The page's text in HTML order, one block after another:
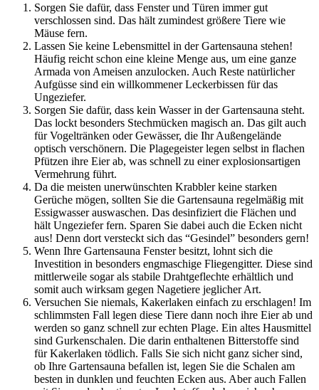
Sorgen Sie dafür, dass Fenster und Türen immer gut
verschlossen sind. Das hält zumindest größere Tiere wie
Mäuse fern.
Lassen Sie keine Lebensmittel in der Gartensauna stehen!
Häufig reicht schon eine kleine Menge aus, um eine ganze
Armada von Ameisen anzulocken. Auch Reste natürlicher
Aufgüsse sind ein willkommener Leckerbissen für das
Ungeziefer.
Sorgen Sie dafür, dass kein Wasser in der Gartensauna steht.
Das lockt besonders Stechmücken magisch an. Das gilt auch
für Vogeltränken oder Gewässer, die Ihr Außengelände
optisch verschönern. Die Plagegeister legen selbst in flachen
Pfützen ihre Eier ab, was schnell zu einer explosionsartigen
Vermehrung führt.
Da die meisten unerwünschten Krabbler keine starken
Gerüche mögen, sollten Sie die Gartensauna regelmäßig mit
Essigwasser auswaschen. Das desinfiziert die Flächen und
hält Ungeziefer fern. Sparen Sie dabei auch die Ecken nicht
aus! Denn dort versteckt sich das “Gesindel” besonders gern!
Wenn Ihre Gartensauna Fenster besitzt, lohnt sich die
Investition in besonders engmaschige Fliegengitter. Diese sind
mittlerweile sogar als stabile Drahtgeflechte erhältlich und
somit auch wirksam gegen Nagetiere jeglicher Art.
Versuchen Sie niemals, Kakerlaken einfach zu erschlagen! Im
schlimmsten Fall legen diese Tiere dann noch ihre Eier ab und
werden so ganz schnell zur echten Plage. Ein altes Hausmittel
sind Gurkenschalen. Die darin enthaltenen Bitterstoffe sind
für Kakerlaken tödlich. Falls Sie sich nicht ganz sicher sind,
ob Ihre Gartensauna befallen ist, legen Sie die Schalen am
besten in dunklen und feuchten Ecken aus. Aber auch Fallen